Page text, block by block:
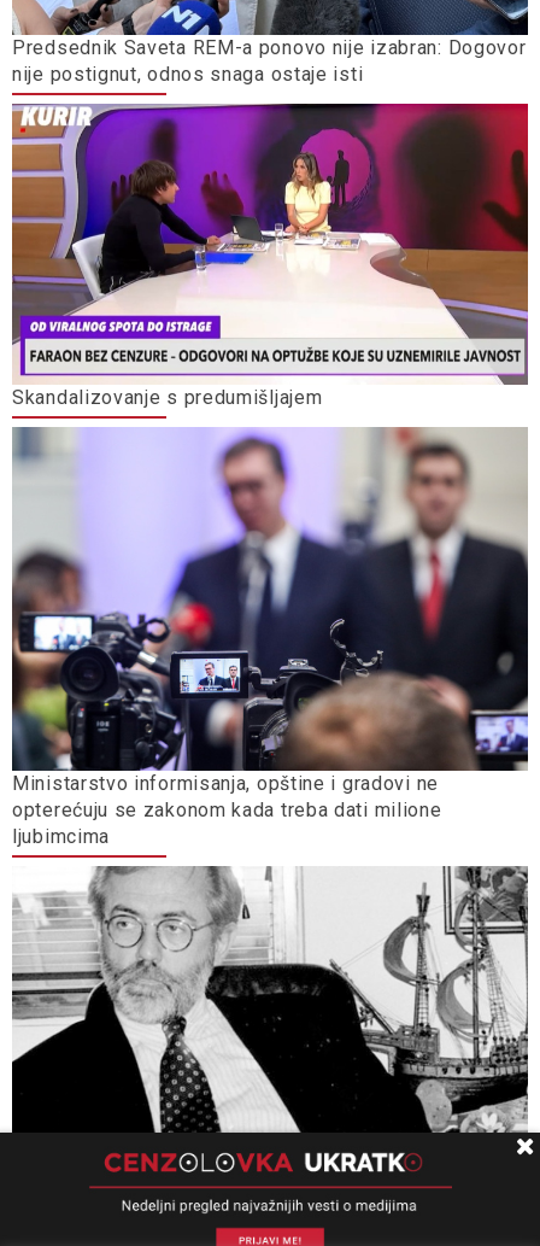
Predsednik Saveta REM-a ponovo nije izabran: Dogovor
nije postignut, odnos snaga ostaje isti
Skandalizovanje s predumišljajem
Ministarstvo informisanja, opštine i gradovi ne
opterećuju se zakonom kada treba dati milione
ljubimcima
Univerzitet Kolumbija: Slučaj „Ćuruvija” presedan, važan